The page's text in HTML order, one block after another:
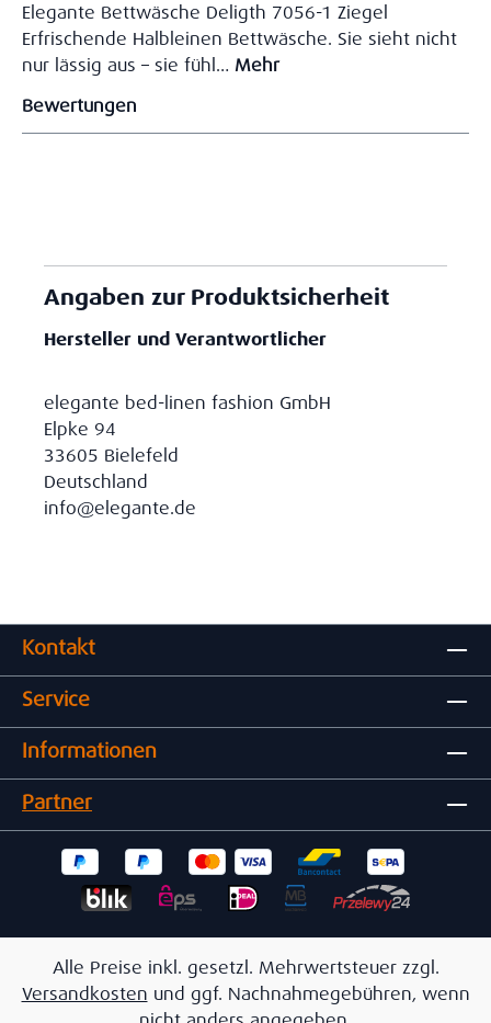
Elegante Bettwäsche Deligth 7056-1 Ziegel
Erfrischende Halbleinen Bettwäsche. Sie sieht nicht
nur lässig aus – sie fühl… Mehr
Bewertungen
Angaben zur Produktsicherheit
Hersteller und Verantwortlicher
elegante bed-linen fashion GmbH
Elpke 94
33605 Bielefeld
Deutschland
info@elegante.de
Kontakt
Service
Informationen
Partner
Alle Preise inkl. gesetzl. Mehrwertsteuer zzgl.
Versandkosten und ggf. Nachnahmegebühren, wenn